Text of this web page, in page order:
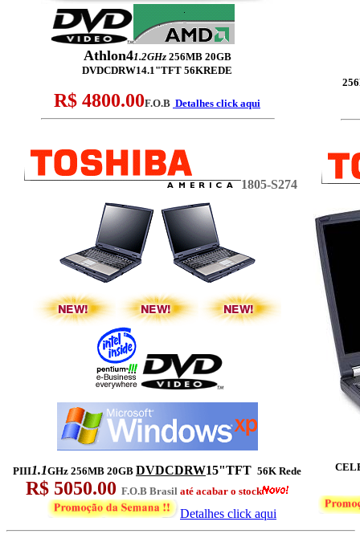
Athlon41.2GHz256MB 20GB
DVDCDRW14.1"TFT 56KREDE
R$ 4800.00F.O.B Detalhes click aqui
1805-S274
PIII1.1GHz 256MB 20GB DVDCDRW15"TFT 56K Rede
R$ 5050.00 F.O.B Brasil até acabar o stock
Detalhes click aqui